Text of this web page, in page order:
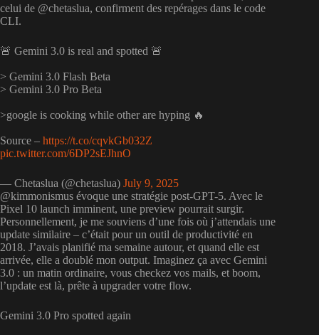
celui de @chetaslua, confirment des repérages dans le code
CLI.
🚨 Gemini 3.0 is real and spotted 🚨
> Gemini 3.0 Flash Beta
> Gemini 3.0 Pro Beta
>google is cooking while other are hyping 🔥
Source – https://t.co/cqvkGb032Z
pic.twitter.com/6DP2sEJhnO
— Chetaslua (@chetaslua) July 9, 2025
@kimmonismus évoque une stratégie post-GPT-5. Avec le
Pixel 10 launch imminent, une preview pourrait surgir.
Personnellement, je me souviens d’une fois où j’attendais une
update similaire – c’était pour un outil de productivité en
2018. J’avais planifié ma semaine autour, et quand elle est
arrivée, elle a doublé mon output. Imaginez ça avec Gemini
3.0 : un matin ordinaire, vous checkez vos mails, et boom,
l’update est là, prête à upgrader votre flow.
Gemini 3.0 Pro spotted again